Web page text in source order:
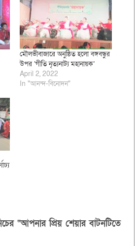
মৌলভীবাজারে অনুষ্ঠিত হলো বঙ্গবন্ধুর
উপর ‘গীতি নৃত্যনাট্য মহানায়ক’
April 2, 2022
In "আনন্দ-বিনোদন"
“আপনার প্রিয় শেয়ার বাটনটিতে